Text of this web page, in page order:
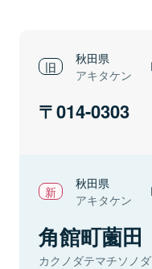
秋田県
アキタケン
014-0303
秋田県
アキタケン
角館町薗田
カクノダテマチソノダ